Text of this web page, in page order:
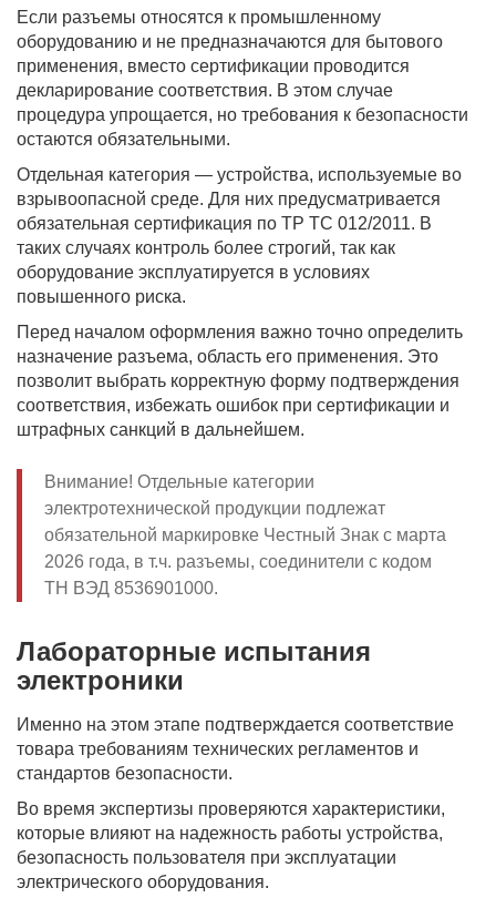
Если разъемы относятся к промышленному
оборудованию и не предназначаются для бытового
применения, вместо сертификации проводится
декларирование соответствия. В этом случае
процедура упрощается, но требования к безопасности
остаются обязательными.
Отдельная категория — устройства, используемые во
взрывоопасной среде. Для них предусматривается
обязательная сертификация по ТР ТС 012/2011. В
таких случаях контроль более строгий, так как
оборудование эксплуатируется в условиях
повышенного риска.
Перед началом оформления важно точно определить
назначение разъема, область его применения. Это
позволит выбрать корректную форму подтверждения
соответствия, избежать ошибок при сертификации и
штрафных санкций в дальнейшем.
Внимание! Отдельные категории
электротехнической продукции подлежат
обязательной маркировке Честный Знак с марта
2026 года, в т.ч. разъемы, соединители с кодом
ТН ВЭД 8536901000.
Лабораторные испытания
электроники
Именно на этом этапе подтверждается соответствие
товара требованиям технических регламентов и
стандартов безопасности.
Во время экспертизы проверяются характеристики,
которые влияют на надежность работы устройства,
безопасность пользователя при эксплуатации
электрического оборудования.